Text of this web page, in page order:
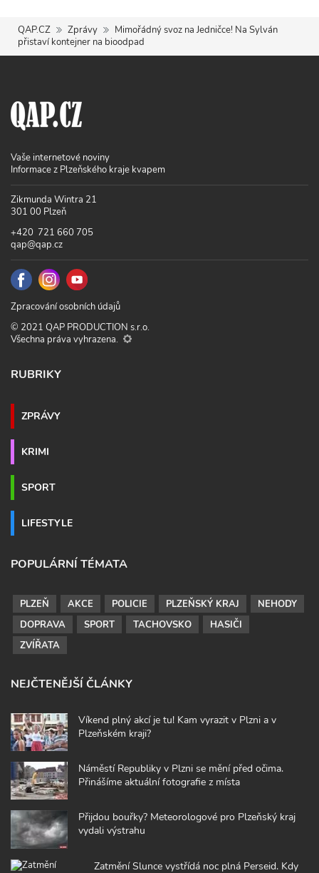
QAP.CZ Zprávy
Mimořádný svoz na Jedničce! Na Sylván
přistaví kontejner na bioodpad
Vaše internetové noviny
Informace z Plzeňského kraje kvapem
Zikmunda Wintra 21
301 00 Plzeň
+420 721 660 705
qap@qap.cz
Zpracování osobních údajů
© 2021 QAP PRODUCTION s.r.o.
Všechna práva vyhrazena.
RUBRIKY
ZPRÁVY
KRIMI
SPORT
LIFESTYLE
POPULÁRNÍ TÉMATA
PLZEŇ AKCE POLICIE PLZEŇSKÝ KRAJ
NEHODY
DOPRAVA
SPORT TACHOVSKO
HASIČI
ZVÍŘATA
NEJČTENĚJŠÍ ČLÁNKY
Víkend plný akcí je tu! Kam vyrazit v Plzni a v
Plzeňském kraji?
Náměstí Republiky v Plzni se mění před očima.
Přinášíme aktuální fotografie z místa
Přijdou bouřky? Meteorologové pro Plzeňský kraj
vydali výstrahu
Zatmění Slunce vystřídá noc plná Perseid. Kdy